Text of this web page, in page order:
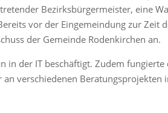
Bezirksbürgermeister, eine
vor der Eingemeindung zur Zeit
der Gemeinde Rodenkirchen an.
in der IT beschäftigt. Zudem
verschiedenen Beratungsprojekten